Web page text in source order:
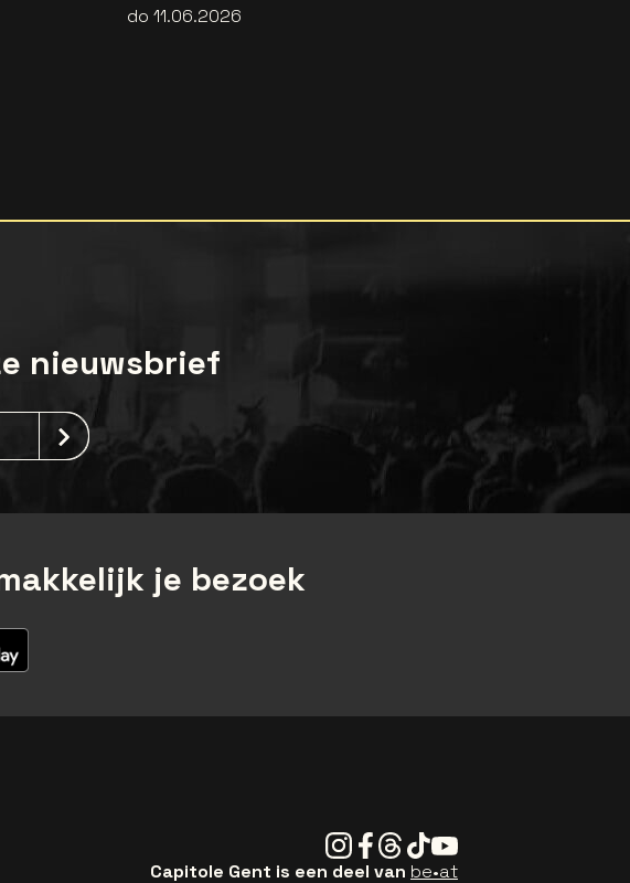
do 11.06.2026
nieuwsbrief
je bezoek
Instagram
Facebook
Threads
TiktokYoutube
Capitole Gent is een deel van be•at